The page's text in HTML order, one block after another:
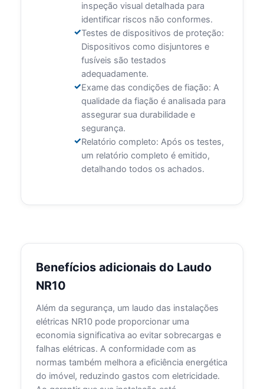
inspeção visual detalhada para
identificar riscos não conformes.
Testes de dispositivos de proteção:
Dispositivos como disjuntores e
fusíveis são testados
adequadamente.
Exame das condições de fiação: A
qualidade da fiação é analisada para
assegurar sua durabilidade e
segurança.
Relatório completo: Após os testes,
um relatório completo é emitido,
detalhando todos os achados.
Benefícios adicionais do Laudo
NR10
Além da segurança, um laudo das instalações
elétricas NR10 pode proporcionar uma
economia significativa ao evitar sobrecargas e
falhas elétricas. A conformidade com as
normas também melhora a eficiência energética
do imóvel, reduzindo gastos com eletricidade.